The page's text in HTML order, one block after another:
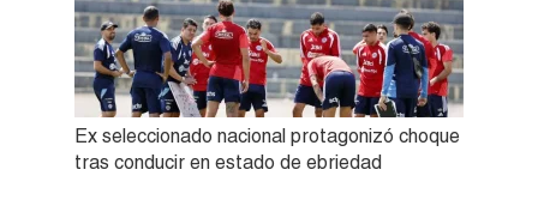
Ex seleccionado nacional protagonizó choque
tras conducir en estado de ebriedad